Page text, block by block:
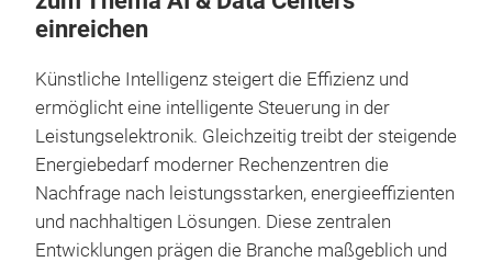
einreichen
Künstliche Intelligenz steigert die Effizienz und
ermöglicht eine intelligente Steuerung in der
Leistungselektronik. Gleichzeitig treibt der steigende
Energiebedarf moderner Rechenzentren die
Nachfrage nach leistungsstarken, energieeffizienten
und nachhaltigen Lösungen. Diese zentralen
Entwicklungen prägen die Branche maßgeblich und